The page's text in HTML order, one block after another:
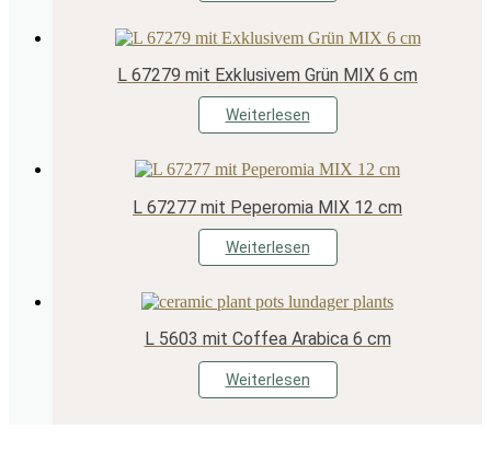
L 67279 mit Exklusivem Grün MIX 6 cm
Weiterlesen
L 67277 mit Peperomia MIX 12 cm
Weiterlesen
L 5603 mit Coffea Arabica 6 cm
Weiterlesen